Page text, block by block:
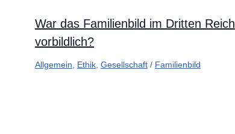
War das Familienbild im Dritten Reich
vorbildlich?
Allgemein Ethik Gesellschaft / Familienbild